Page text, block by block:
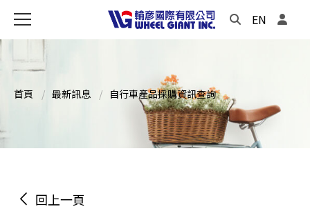
EN
首頁 最新訊息 自行車產品採購資訊查詢
回上一頁